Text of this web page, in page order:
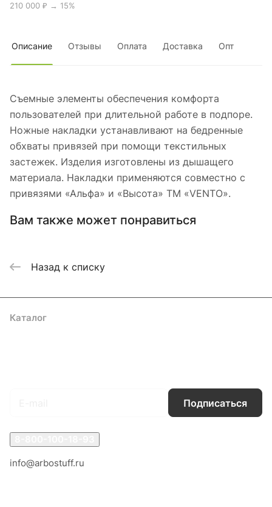
210 000 ₽ → 15%
Описание Отзывы Оплата Доставка Опт
Съемные элементы обеспечения комфорта
пользователей при длительной работе в подпоре.
Ножные накладки устанавливают на бедренные
обхваты привязей при помощи текстильных
застежек. Изделия изготовлены из дышащего
материала. Накладки применяются совместно с
привязями «Альфа» и «Высота» ТМ «VENTO».
Вам также может понравиться
Назад к списку
Каталог
Подписаться
info@arbostuff.ru